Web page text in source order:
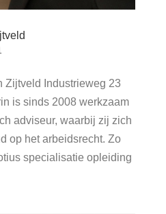
Zijtveld Industrieweg 23
is sinds 2008 werkzaam
adviseur, waarbij zij zich
op het arbeidsrecht. Zo
specialisatie opleiding